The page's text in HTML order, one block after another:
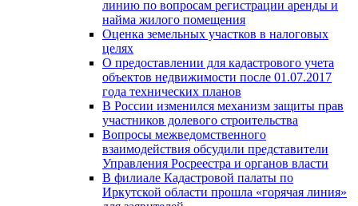
линию по вопросам регистрации аренды и
найма жилого помещения
Оценка земельных участков в налоговых
целях
О предоставлении для кадастрового учета
объектов недвижимости после 01.07.2017
года технических планов
В России изменился механизм защиты прав
участников долевого строительства
Вопросы межведомственного
взаимодействия обсудили представители
Управления Росреестра и органов власти
В филиале Кадастровой палаты по
Иркутской области прошла «горячая линия»